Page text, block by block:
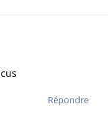
Répondre